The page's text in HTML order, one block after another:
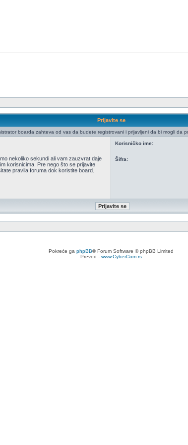
Prijavite se
boarda zahteva od vas da budete registrovani i prijavljeni da bi mogli da
nekoliko sekundi ali vam zauzvrat daje
korisnicima. Pre nego što se prijavite
pravila foruma dok koristite board.
Korisničko ime:
Šifra:
Pokreće ga phpBB® Forum Software © phpBB Limited
Prevod - www.CyberCom.rs